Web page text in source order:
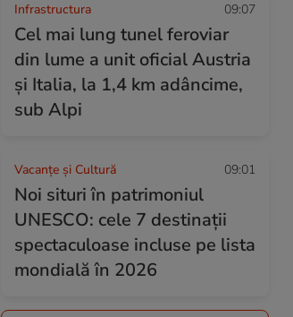
Infrastructura 09:07
Cel mai lung tunel feroviar
din lume a unit oficial Austria
și Italia, la 1,4 km adâncime,
sub Alpi
Vacanțe și Cultură 09:01
Noi situri în patrimoniul
UNESCO: cele 7 destinații
spectaculoase incluse pe lista
mondială în 2026